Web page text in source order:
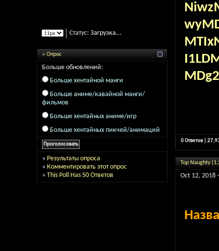
Статус: Загрузка...
» Опрос
Больше обновлений:
Больше хентайной манги
Больше аниме/кавайной манги/
фильмов
Больше хентайных аниме/игр
Больше хентайных пикчей/анимаций
» Результаты опроса
» Комментировать этот опрос
» This Poll Has 50 Ответов
0 Ответов |
Top Naughty
Oct 12, 2018